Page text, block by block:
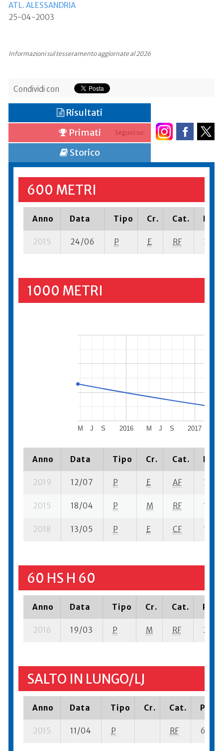
ATL. ALESSANDRIA
25-04-2003
Informazioni sul tesseramento aggiornate al 2026
Condividi con
Seguici su:
Risultati
Primati
Storico
600 METRI
Anno Data Tipo Cr. Cat.
2015 24/06 P E RF 3 su-
1000 METRI
2016 2017
M J S M J S
Anno Data Tipo Cr. Cat.
2019 12/07 P E AF 35
2015 18/04 P M RF 10
2018 13/05 P E CF 10
60 HS H 60
Anno Data Tipo Cr. Cat.
2016 19/03 P M RF 2 se-
SALTO IN LUNGO/LJ
Anno Data Tipo Cr. Cat.
2015 11/04 P RF 6 su- 1